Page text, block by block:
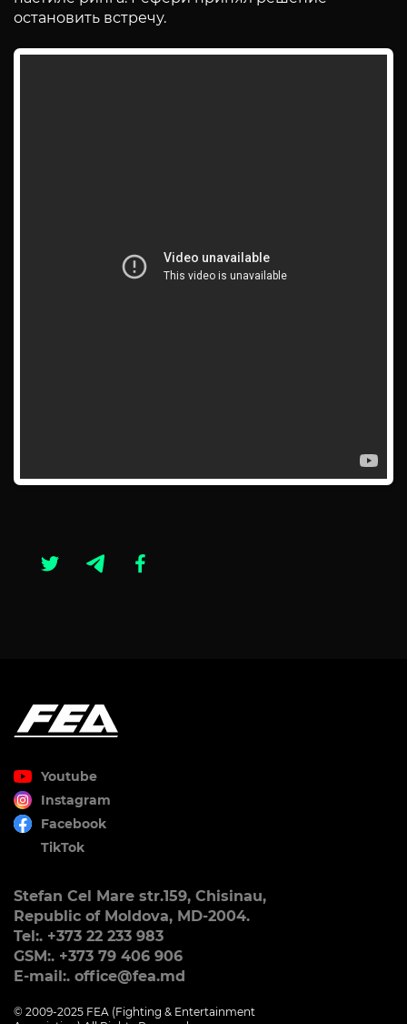
остановить встречу.
Youtube
Instagram
Facebook
TikTok
Stefan Cel Mare str.159, Chisinau,
Republic of Moldova, MD-2004.
Tel:. +373 22 233 983
GSM:. +373 79 406 906
E-mail:. office@fea.md
© 2009-2025 FEA (Fighting & Entertainment